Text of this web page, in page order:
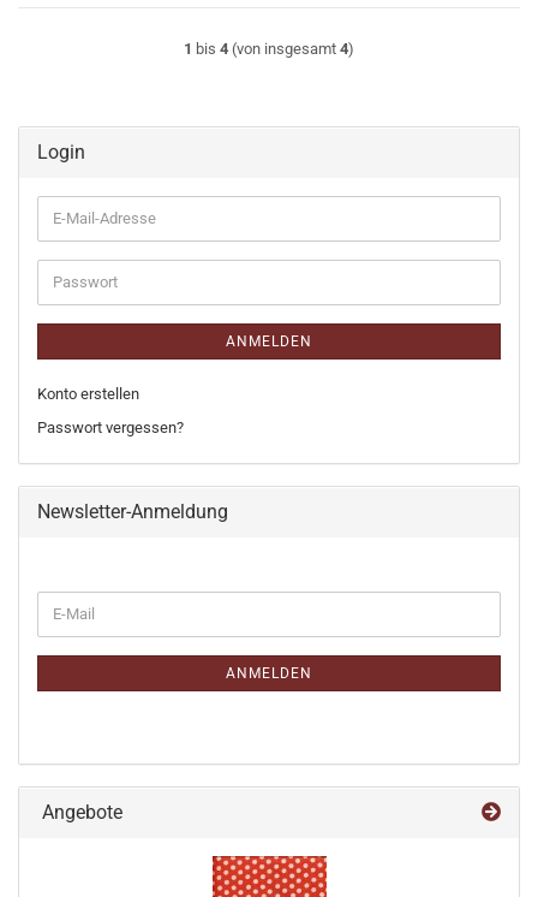
1 bis 4 (von insgesamt 4)
Login
E-
Mail-
Adresse
Passwort
ANMELDEN
Konto erstellen
Passwort vergessen?
Newsletter-Anmeldung
ZUR
NEWSLETTER-
E-
Mail
ANMELDEN
Angebote